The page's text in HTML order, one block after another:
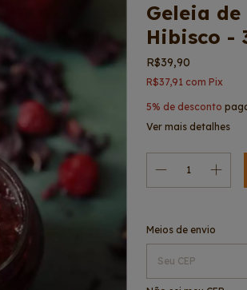
Geleia de
Hibisco -
R$39,90
R$37,91 com Pix
5% de desconto
Ver mais detalhes
Entregas para o CEP:
Meios de envio